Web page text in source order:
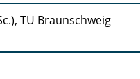
TU Braunschweig